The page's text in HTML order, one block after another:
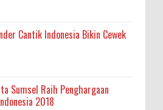
Cantik Indonesia Bikin Cewek
Sumsel Raih Penghargaan
2018